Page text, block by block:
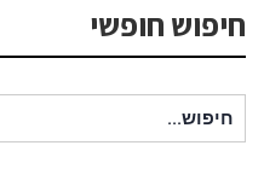
חיפוש חופשי